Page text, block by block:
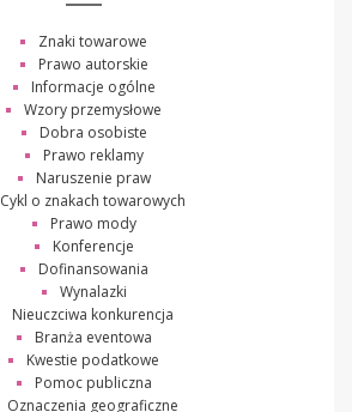
Znaki towarowe
Prawo autorskie
Informacje ogólne
Wzory przemysłowe
Dobra osobiste
Prawo reklamy
Naruszenie praw
Cykl o znakach towarowych
Prawo mody
Konferencje
Dofinansowania
Wynalazki
Nieuczciwa konkurencja
Branża eventowa
Kwestie podatkowe
Pomoc publiczna
Oznaczenia geograficzne